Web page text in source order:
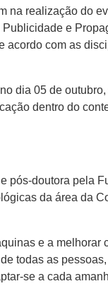
na realização do
e
com as
dia 05 de
dentro do
pós-doutora pela
da área da
e a melhorar
todas as
se a cada